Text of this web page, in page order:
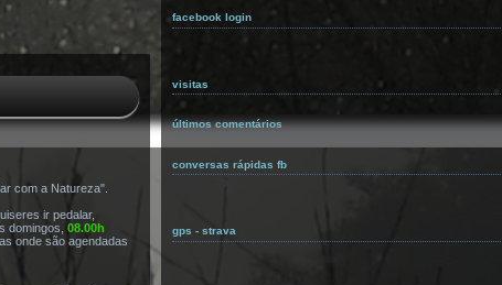
com a Natureza".
ir pedalar,
domingos, 08.00h
onde são agendadas
facebook login
visitas
últimos comentários
conversas rápidas fb
gps - strava